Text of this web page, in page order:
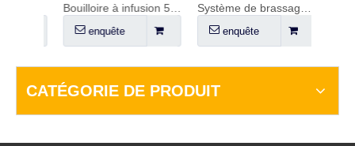
Bouilloire à infusion 5 BBL - isolée (électrique)
enquête
Système de brassage 500L
enquête
CATÉGORIE DE PRODUIT